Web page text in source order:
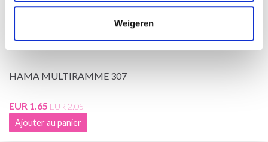
Weigeren
HAMA MULTIRAMME 307
EUR 1.65 EUR 2.05
Ajouter au panier